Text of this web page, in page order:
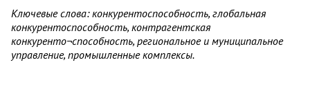
Ключевые слова: конкурентоспособность, глобальная
конкурентоспособность, контрагентская
конкуренто¬способность, региональное и муниципальное
управление, промышленные комплексы.